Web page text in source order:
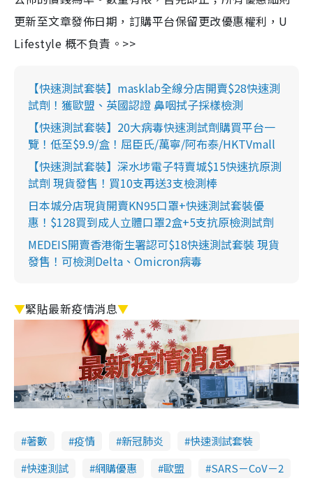
更新至文章發佈日期，訂購平台保留更改優惠權利，U
Lifestyle 概不負責。>>
【快速測試套裝】masklab全線分店開賣$28快速測
試劑！獲歐盟、英國認證 鼻咽拭子採樣檢測
【快速測試套裝】20大病毒快速測試劑購買平台一
覽！低至$9.9/盒！屈臣氏/萬寧/阿布泰/HKTVmall
【快速測試套裝】深水埗電子特賣城$15快速抗原測
試劑 現貨發售！買10支再送3支檢測棒
日本城分店現貨開賣KN95口罩+快速測試套裝優
惠！$128買到成人立體口罩2盒+5支抗原檢測試劑
MEDEIS開賣香港衛生署認可$18快速測試套裝 現貨
發售！可檢測Delta、Omicron病毒
▼緊貼最新疫情消息▼
著數 疫情 新冠肺炎
快速測試套裝
快速測試
網購優惠 歐盟
SARS－CoV－2